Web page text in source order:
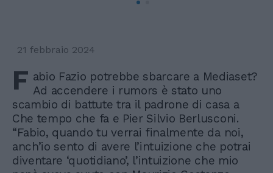
21 febbraio 2024
F abio Fazio potrebbe sbarcare a Mediaset?
Ad accendere i rumors è stato uno
scambio di battute tra il padrone di casa a
Che tempo che fa e Pier Silvio Berlusconi.
“Fabio, quando tu verrai finalmente da noi,
anch’io sento di avere l’intuizione che potrai
diventare ‘quotidiano’, l’intuizione che mio